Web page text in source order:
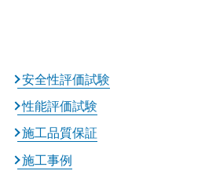
安全性評価試験
性能評価試験
施工品質保証
施工事例